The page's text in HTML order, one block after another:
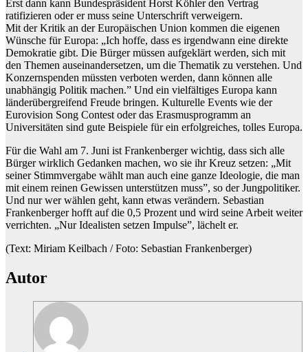
Erst dann kann Bundespräsident Horst Köhler den Vertrag
ratifizieren oder er muss seine Unterschrift verweigern.
Mit der Kritik an der Europäischen Union kommen die eigenen
Wünsche für Europa: „Ich hoffe, dass es irgendwann eine direkte
Demokratie gibt. Die Bürger müssen aufgeklärt werden, sich mit
den Themen auseinandersetzen, um die Thematik zu verstehen. Und
Konzernspenden müssten verboten werden, dann können alle
unabhängig Politik machen.” Und ein vielfältiges Europa kann
länderübergreifend Freude bringen. Kulturelle Events wie der
Eurovision Song Contest oder das Erasmusprogramm an
Universitäten sind gute Beispiele für ein erfolgreiches, tolles Europa.
Für die Wahl am 7. Juni ist Frankenberger wichtig, dass sich alle
Bürger wirklich Gedanken machen, wo sie ihr Kreuz setzen: „Mit
seiner Stimmvergabe wählt man auch eine ganze Ideologie, die man
mit einem reinen Gewissen unterstützen muss”, so der Jungpolitiker.
Und nur wer wählen geht, kann etwas verändern. Sebastian
Frankenberger hofft auf die 0,5 Prozent und wird seine Arbeit weiter
verrichten. „Nur Idealisten setzen Impulse”, lächelt er.
(Text: Miriam Keilbach / Foto: Sebastian Frankenberger)
Autor